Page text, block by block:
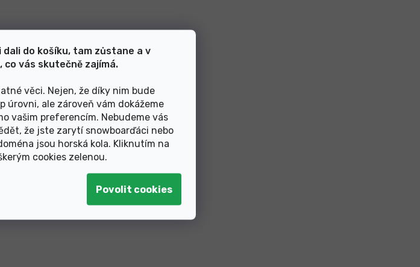
do košíku, tam zůstane a v
co vás skutečně zajímá.
věci. Nejen, že díky nim bude
úrovni, ale zároveň vám dokážeme
vašim preferencím. Nebudeme vás
že jste zarytí snowboarďáci nebo
jsou horská kola. Kliknutím na
cookies zelenou.
Specifická ohebnost pro
lyžování.
Poskytuje dobrou oporu pro